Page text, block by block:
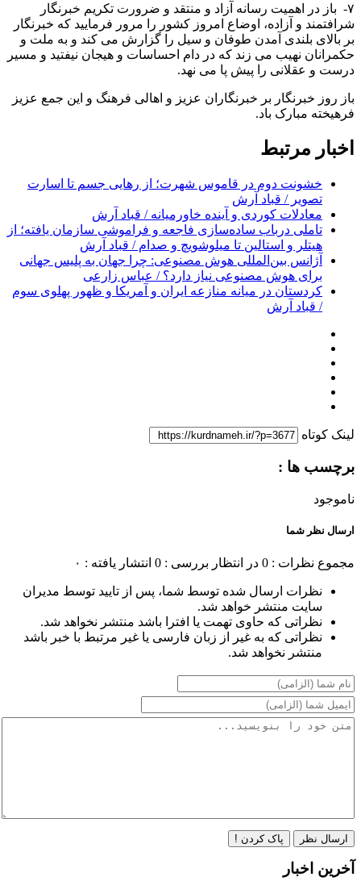
۷- باز در اهمیت رسانه آزاد و منتقد و ضرورت تکریم خبرنگار
شرافتمند و آزاده، اوضاع امروز کشور را مرور فرمایید که خبرنگار
بر بالای بلندی آمدن طوفان و سیل را گزارش می کند و به ملت و
حکمرانان نهیب می زند که در دام احساسات و هیجان نیفتید و مسیر
درست و عقلانی را پیش پا می نهد.
باز روز خبرنگار بر خبرنگاران عزیز و اهالی فرهنگ و این جمع عزیز
فرهیخته مبارک باد.
اخبار مرتبط
خشونت دوم در قاموس شهرت؛ از رهایی جسم تا اسارت
تصویر / قباد آرش
معادلات کوردی و آینده خاورمیانه / قباد آرش
تاملی درباب سادەسازی فاجعە و فراموشی سازمان یافتە؛ از
هیتلر و استالین تا میلوشویچ و صدام / قباد آرش
آژانس بین‌المللی هوش مصنوعی: چرا جهان به پلیس جهانی
برای هوش مصنوعی نیاز دارد؟ / عباس زارعی
کردستان در میانه منازعە ایران و آمریکا و ظهور پهلوی سوم
/ قباد آرش
لینک کوتاه
برچسب ها :
ناموجود
ارسال نظر شما
مجموع نظرات : 0 در انتظار بررسی : 0 انتشار یافته : ۰
نظرات ارسال شده توسط شما، پس از تایید توسط مدیران
سایت منتشر خواهد شد.
نظراتی که حاوی تهمت یا افترا باشد منتشر نخواهد شد.
نظراتی که به غیر از زبان فارسی یا غیر مرتبط با خبر باشد
منتشر نخواهد شد.
ارسال نظر پاک کردن !
آخرین اخبار